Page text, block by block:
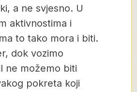
a ne svjesno. U
aktivnostima i
to tako mora i biti.
dok vozimo
ne možemo biti
pokreta koji